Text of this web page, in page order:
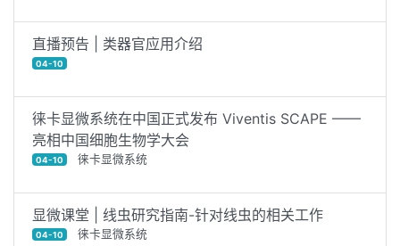
直播预告 | 类器官应用介绍
04-10
徕卡显微系统在中国正式发布 Viventis SCAPE ——
亮相中国细胞生物学大会
04-10 徕卡显微系统
显微课堂 | 线虫研究指南-针对线虫的相关工作
04-10 徕卡显微系统